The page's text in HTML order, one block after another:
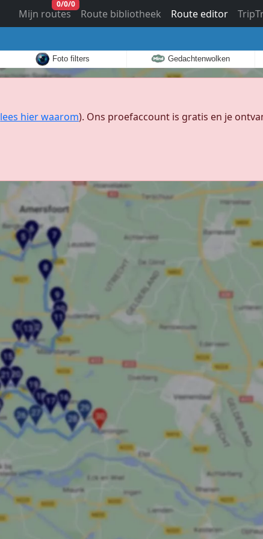
Mijn routes
0/0/0
Route bibliotheek Route editor
Foto filters Gedachtenwolken
lees hier waarom). Ons proefaccount is gratis en je